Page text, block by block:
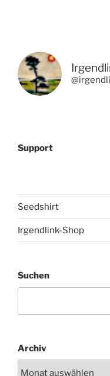
Support
Seedshirt
Irgendlink-Shop
Suchen
Archiv